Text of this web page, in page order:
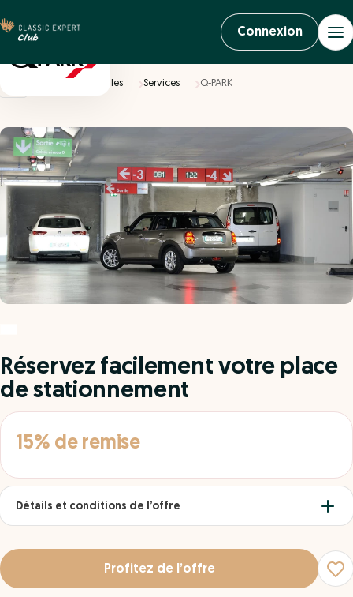
Connexion
Véhicules Services Q-PARK
Réservez facilement votre place
de stationnement
15% de remise
Détails et conditions de l’offre
Profitez de l’offre